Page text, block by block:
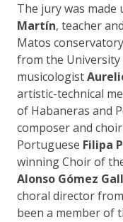
The jury was made
Martín, teacher
Matos
from the University
musicologist
artistic-technical
of Habaneras and
composer and
Portuguese Filipa
winning Choir of
Alonso Gómez
choral director
been a member of